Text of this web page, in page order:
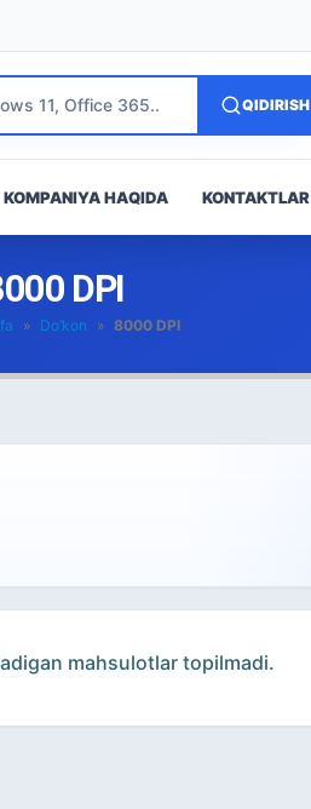
QIDIRISH
KOMPANIYA HAQIDA KONTAKTLAR
DPI
» Do’kon » 8000 DPI
mahsulotlar topilmadi.